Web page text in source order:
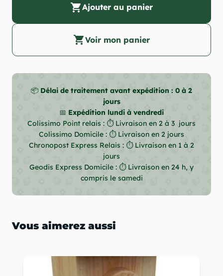
shopping_cartAjouter au panier
shopping_cartVoir mon panier
📦 Délai de traitement avant expédition : 0 à 2
jours
📅 Expédition lundi à vendredi
Colissimo Point relais : ⏱ Livraison en 2 à 3 jours
Colissimo Domicile : ⏱ Livraison en 2 jours
Chronopost Express Relais : ⏱ Livraison en 1 à 2
jours
Geodis Express Domicile : ⏱ Livraison en 24 h, y
compris le samedi
Vous aimerez aussi